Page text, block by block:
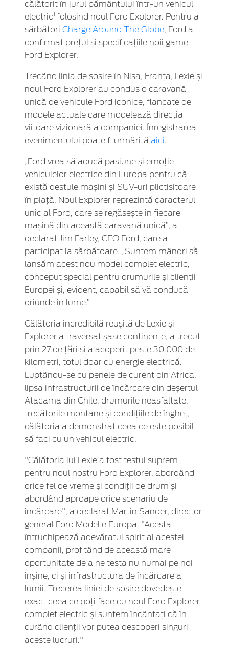
călătorit în jurul pământului într-un vehicul
electric folosind noul Ford Explorer. Pentru a
sărbători Charge Around The Globe, Ford a
confirmat prețul și specificațiile noii game
Ford Explorer.
Trecând linia de sosire în Nisa, Franța, Lexie și
noul Ford Explorer au condus o caravană
unică de vehicule Ford iconice, flancate de
modele actuale care modelează direcția
viitoare vizionară a companiei. Înregistrarea
evenimentului poate fi urmărită aici.
„Ford vrea să aducă pasiune și emoție
vehiculelor electrice din Europa pentru că
există destule mașini și SUV-uri plictisitoare
în piață. Noul Explorer reprezintă caracterul
unic al Ford, care se regăsește în fiecare
mașină din această caravană unică”, a
declarat Jim Farley, CEO Ford, care a
participat la sărbătoare. „Suntem mândri să
lansăm acest nou model complet electric,
conceput special pentru drumurile și clienții
Europei și, evident, capabil să vă conducă
oriunde în lume.”
Călătoria incredibilă reușită de Lexie și
Explorer a traversat șase continente, a trecut
prin 27 de țări și a acoperit peste 30.000 de
kilometri, totul doar cu energie electrică.
Luptându-se cu penele de curent din Africa,
lipsa infrastructurii de încărcare din deșertul
Atacama din Chile, drumurile neasfaltate,
trecătorile montane și condițiile de îngheț,
călătoria a demonstrat ceea ce este posibil
să faci cu un vehicul electric.
"Călătoria lui Lexie a fost testul suprem
pentru noul nostru Ford Explorer, abordând
orice fel de vreme și condiții de drum și
abordând aproape orice scenariu de
încărcare", a declarat Martin Sander, director
general Ford Model e Europa. "Acesta
întruchipează adevăratul spirit al acestei
companii, profitând de această mare
oportunitate de a ne testa nu numai pe noi
înșine, ci și infrastructura de încărcare a
lumii. Trecerea liniei de sosire dovedește
exact ceea ce poți face cu noul Ford Explorer
complet electric și suntem încântați că în
curând clienții vor putea descoperi singuri
aceste lucruri."